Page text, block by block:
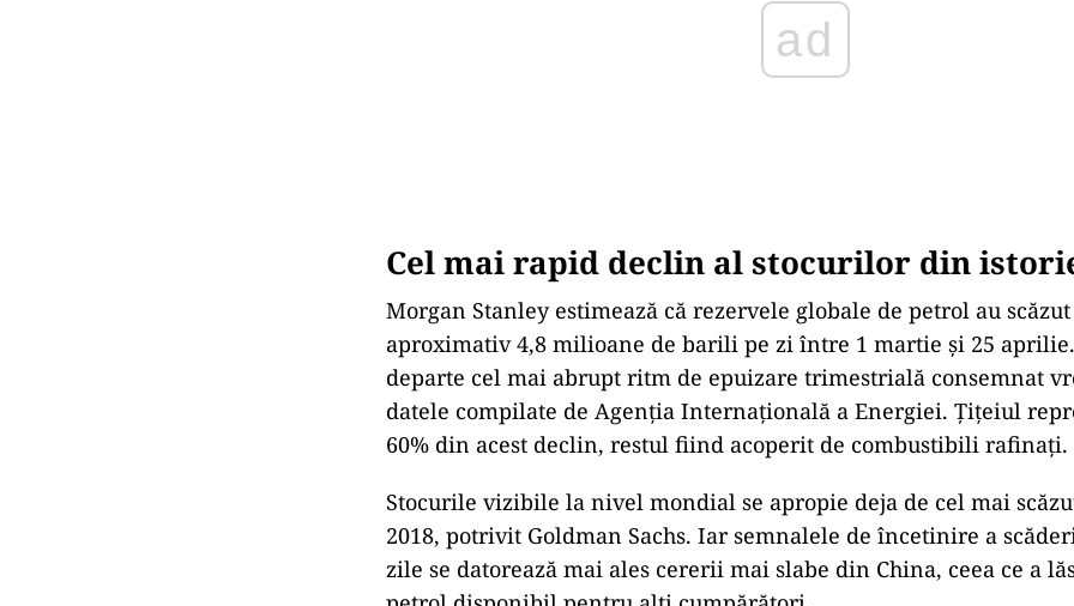
Cel mai rapid declin al stocurilor din
Morgan Stanley estimează că rezervele globale de petrol au
aproximativ 4,8 milioane de barili pe zi între 1 martie și 25 aprilie.
departe cel mai abrupt ritm de epuizare trimestrială consemnat
datele compilate de Agenția Internațională a Energiei. Țițeiul
60% din acest declin, restul fiind acoperit de combustibili rafinați.
Stocurile vizibile la nivel mondial se apropie deja de cel mai
2018, potrivit Goldman Sachs. Iar semnalele de încetinire a
zile se datorează mai ales cererii mai slabe din China, ceea ce a